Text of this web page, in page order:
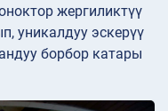
жергиликтүү
уникалдуу эскерүү
борбор катары